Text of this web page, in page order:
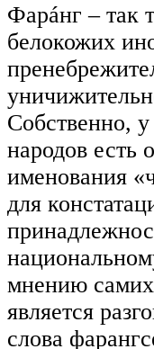
Фарáнг – так
белокожих
Собственно,
народов есть
именования
для
мнению самих
является
слова